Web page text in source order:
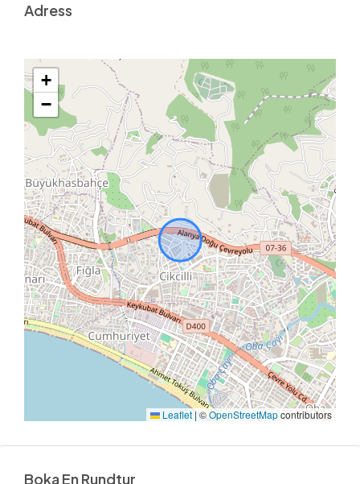
Adress
+
−
Leaflet | ©OpenStreetMapcontributors
Boka En Rundtur